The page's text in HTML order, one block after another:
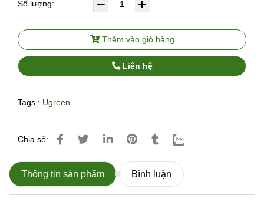
Số lượng:
Thêm vào giỏ hàng
Liên hệ
Tags : Ugreen
Chia sẻ:
Thông tin sản phẩm Bình luận